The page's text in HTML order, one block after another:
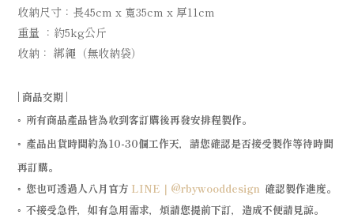
收納尺寸：長45cm x 寬35cm x 厚11cm
重量 ：約5kg公斤
收納： 綁繩（無收納袋）
| 商品交期 |
◦ 所有商品產品皆為收到客訂購後再發安排程製作。
◦ 產品出貨時間約為10-30個工作天，請您確認是否接受製作等待時間
再訂購。
◦ 您也可透過人八月官方 LINE｜@rbywooddesign 確認製作進度。
◦ 不接受急件，如有急用需求，煩請您提前下訂，造成不便請見諒。